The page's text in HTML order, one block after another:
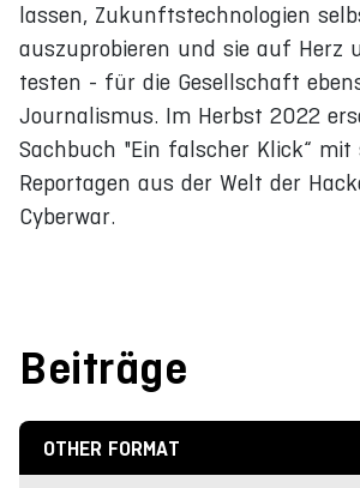
lassen, Zukunftstechnologien
auszuprobieren und sie auf Herz
testen - für die Gesellschaft
Journalismus. Im Herbst 2022
Sachbuch "Ein falscher Klick“ mit
Reportagen aus der Welt der
Cyberwar.
Beiträge
OTHER FORMAT